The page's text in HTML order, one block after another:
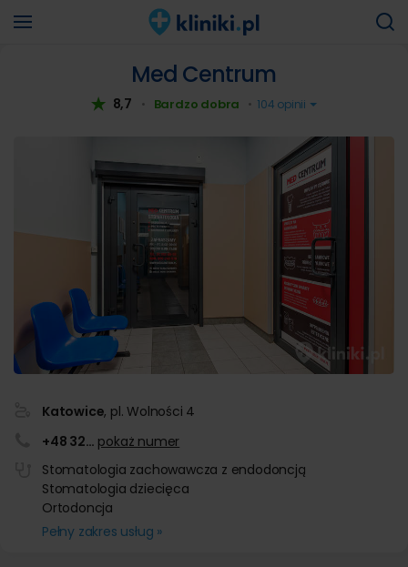
Med Centrum
8,7 • Bardzo dobra • 104 opinii
Katowice, pl. Wolności 4
+48 32… pokaż numer
Stomatologia zachowawcza z endodoncją
Stomatologia dziecięca
Ortodoncja
Pełny zakres usług »